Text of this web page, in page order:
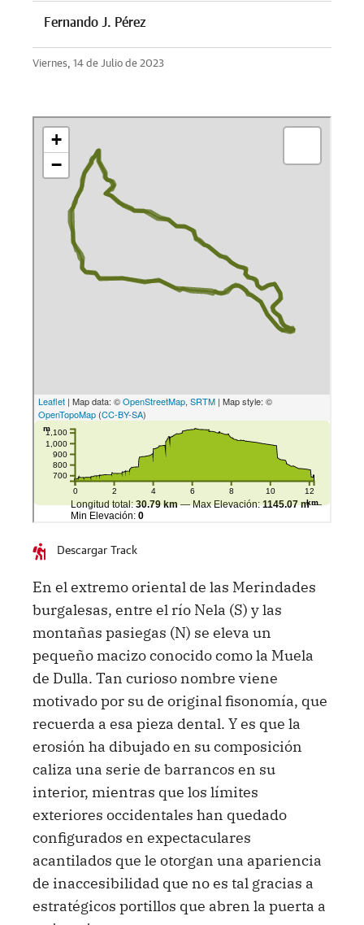
Fernando J. Pérez
Viernes, 14 de Julio de 2023
Descargar Track
En el extremo oriental de las Merindades
burgalesas, entre el río Nela (S) y las
montañas pasiegas (N) se eleva un
pequeño macizo conocido como la Muela
de Dulla. Tan curioso nombre viene
motivado por su de original fisonomía, que
recuerda a esa pieza dental. Y es que la
erosión ha dibujado en su composición
caliza una serie de barrancos en su
interior, mientras que los límites
exteriores occidentales han quedado
configurados en expectaculares
acantilados que le otorgan una apariencia
de inaccesibilidad que no es tal gracias a
estratégicos portillos que abren la puerta a